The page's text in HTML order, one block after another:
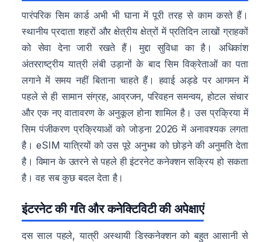
पारंपरिक सिम कार्ड अभी भी घाना में पूरी तरह से काम करते हैं।
स्थानीय प्रदाता शहरों और क्षेत्रीय क्षेत्रों में प्रतिदिन लाखों ग्राहकों
को सेवा देना जारी रखते हैं। मुद्दा सुविधा का है। अधिकांश
अंतरराष्ट्रीय यात्री लंबी उड़ानों के बाद सिम विक्रेताओं का पता
लगाने में समय नहीं बिताना चाहते हैं। हवाई अड्डे पर आगमन में
पहले से ही सामान संग्रह, आव्रजन, परिवहन समन्वय, होटल संचार
और एक नए वातावरण के अनुकूल होना शामिल है। उस प्रक्रिया में
सिम पंजीकरण प्रक्रियाओं को जोड़ना 2026 में अनावश्यक लगता
है। eSIM यात्रियों को उस पूरे अनुभव को छोड़ने की अनुमति देता
है। विमान के उतरने से पहले ही इंटरनेट कनेक्शन सक्रिय हो सकता
है। वह सब कुछ बदल देता है।
इंटरनेट की गति और कनेक्टिविटी की अपेक्षाएं
दस साल पहले, यात्री अस्थायी डिस्कनेक्शन को बहुत आसानी से